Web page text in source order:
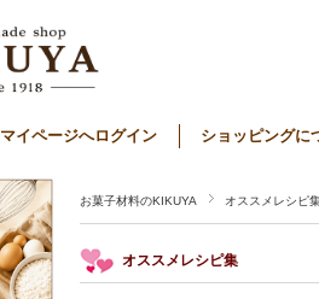
マイページへログイン ショッピングに
お菓子材料のKIKUYA オススメレシピ
オススメレシピ集